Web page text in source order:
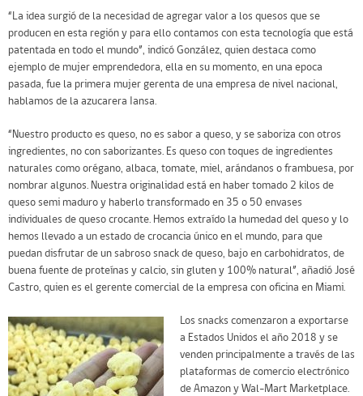
“La idea surgió de la necesidad de agregar valor a los quesos que se
producen en esta región y para ello contamos con esta tecnología que está
patentada en todo el mundo”, indicó González, quien destaca como
ejemplo de mujer emprendedora, ella en su momento, en una epoca
pasada, fue la primera mujer gerenta de una empresa de nivel nacional,
hablamos de la azucarera Iansa.
“Nuestro producto es queso, no es sabor a queso, y se saboriza con otros
ingredientes, no con saborizantes. Es queso con toques de ingredientes
naturales como orégano, albaca, tomate, miel, arándanos o frambuesa, por
nombrar algunos. Nuestra originalidad está en haber tomado 2 kilos de
queso semi maduro y haberlo transformado en 35 o 50 envases
individuales de queso crocante. Hemos extraído la humedad del queso y lo
hemos llevado a un estado de crocancia único en el mundo, para que
puedan disfrutar de un sabroso snack de queso, bajo en carbohidratos, de
buena fuente de proteínas y calcio, sin gluten y 100% natural”, añadió José
Castro, quien es el gerente comercial de la empresa con oficina en Miami.
Los snacks comenzaron a exportarse
a Estados Unidos el año 2018 y se
venden principalmente a través de las
plataformas de comercio electrónico
de Amazon y Wal-Mart Marketplace.